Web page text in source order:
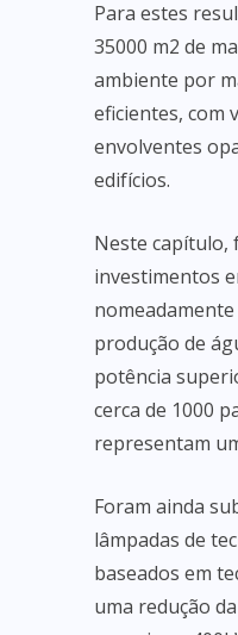
Para estes
35000 m2 de
ambiente por
eficientes, com
envolventes
edifícios.
Neste capítulo,
investimentos
produção de
potência
cerca de 1000
representam
Foram ainda
lâmpadas de
baseados em
uma redução